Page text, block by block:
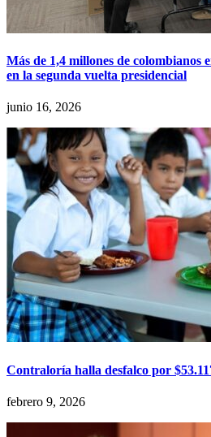
Más de 1,4 millones de colombianos
en la segunda vuelta presidencial
junio 16, 2026
Contraloría halla desfalco por
febrero 9, 2026